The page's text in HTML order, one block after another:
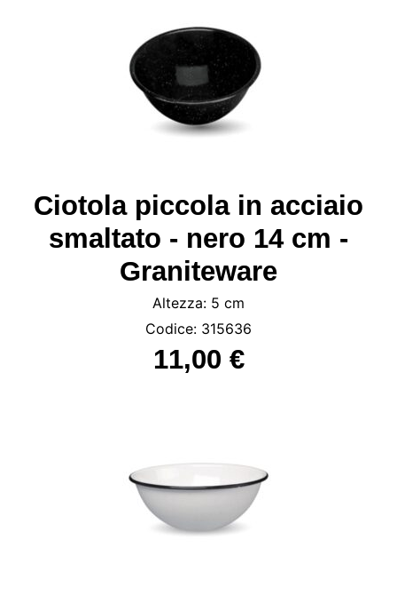
Ciotola piccola in acciaio
smaltato - nero 14 cm -
Graniteware
Altezza: 5 cm
Codice: 315636
11,00 €